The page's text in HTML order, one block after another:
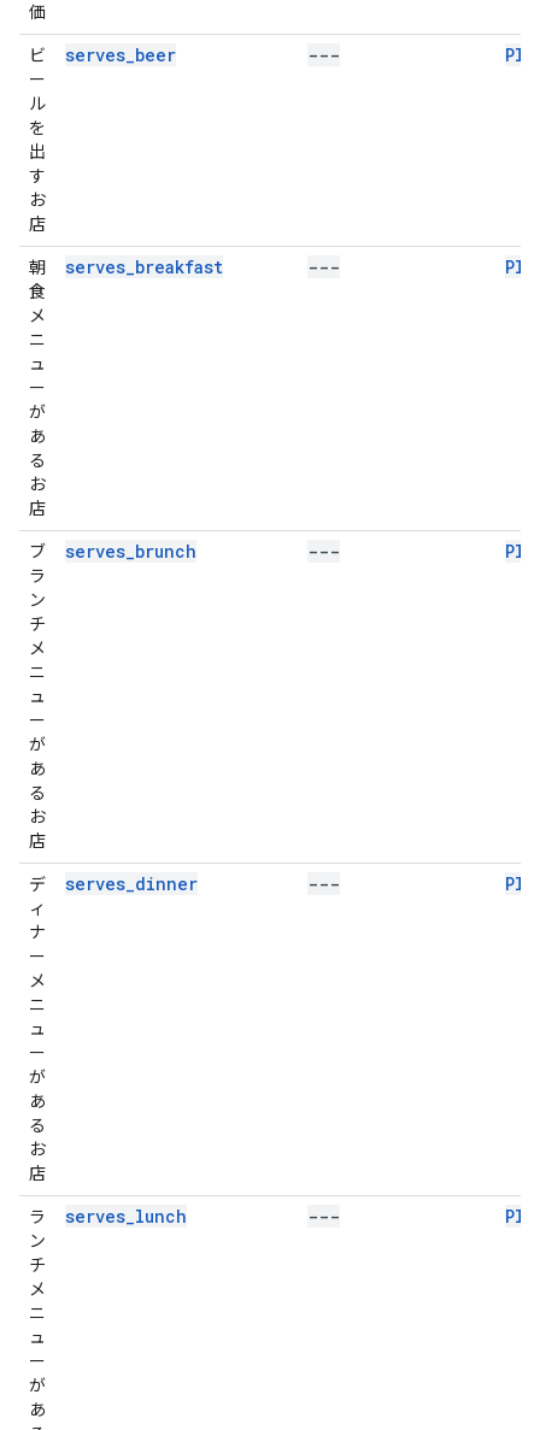
価
ビ
ー
ル
を
出
す
お
店
serves_beer ---
朝
食
メ
ニ
ュ
ー
が
あ
る
お
店
serves_breakfast ---
ブ
ラ
ン
チ
メ
ニ
ュ
ー
が
あ
る
お
店
serves_brunch ---
デ
ィ
ナ
ー
メ
ニ
ュ
ー
が
あ
る
お
店
serves_dinner ---
ラ
ン
チ
メ
ニ
ュ
ー
が
あ
serves_lunch ---